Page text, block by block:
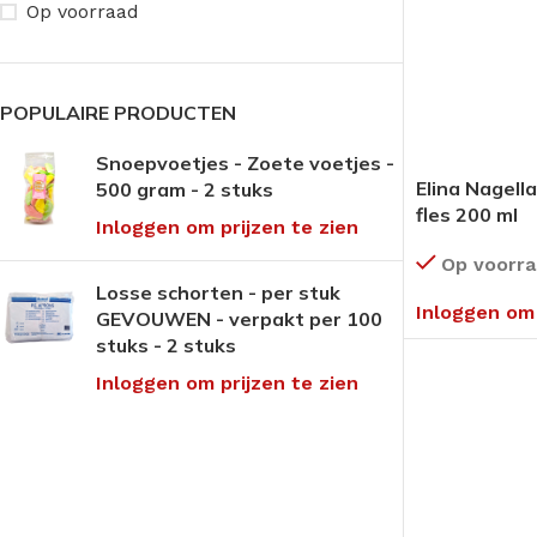
Op voorraad
POPULAIRE PRODUCTEN
Snoepvoetjes - Zoete voetjes -
500 gram - 2 stuks
Inloggen om prijzen te zien
Losse schorten - per stuk
GEVOUWEN - verpakt per 100
stuks - 2 stuks
Inloggen om prijzen te zien
Elina
fles 200 ml
Op
Inloggen